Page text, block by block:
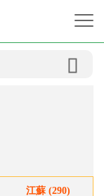

江蘇 (290)